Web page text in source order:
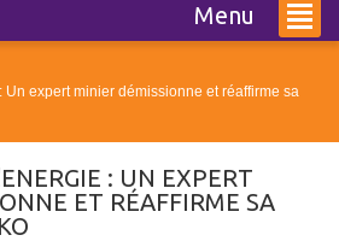
Menu
Un expert minier démissionne et réaffirme sa
: UN EXPERT
ET RÉAFFIRME SA